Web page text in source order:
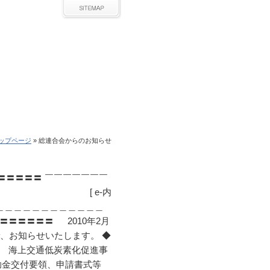
プページ » 総連合会からのお知らせ
〓〓〓〓 ￣￣￣￣￣￣￣
￣￣￣￣￣ [ e-内
＿＿＿＿＿＿＿＿＿＿
〓〓〓〓〓〓 2010年2月
お知らせいたします。 ◆
上交通低炭素化促進事
付要領、申請書式等